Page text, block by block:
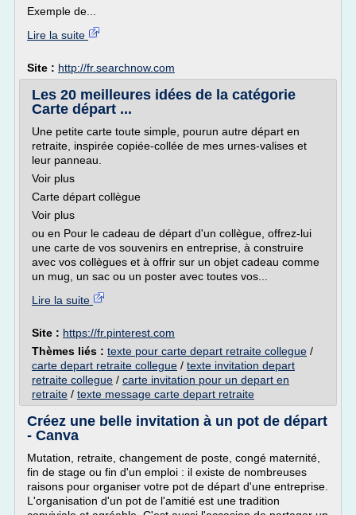
Exemple de...
Lire la suite
Site : http://fr.searchnow.com
Les 20 meilleures idées de la catégorie
Carte départ ...
Une petite carte toute simple, pourun autre départ en
retraite, inspirée copiée-collée de mes urnes-valises et
leur panneau.
Voir plus
Carte départ collègue
Voir plus
ou en Pour le cadeau de départ d'un collègue, offrez-lui
une carte de vos souvenirs en entreprise, à construire
avec vos collègues et à offrir sur un objet cadeau comme
un mug, un sac ou un poster avec toutes vos...
Lire la suite
Site : https://fr.pinterest.com
Thèmes liés : texte pour carte depart retraite collegue /
carte depart retraite collegue / texte invitation depart
retraite collegue / carte invitation pour un depart en
retraite / texte message carte depart retraite
Créez une belle invitation à un pot de départ
- Canva
Mutation, retraite, changement de poste, congé maternité,
fin de stage ou fin d'un emploi : il existe de nombreuses
raisons pour organiser votre pot de départ d'une entreprise.
L'organisation d'un pot de l'amitié est une tradition